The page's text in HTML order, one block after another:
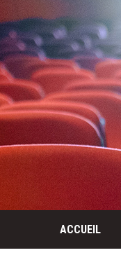
ACCUEIL